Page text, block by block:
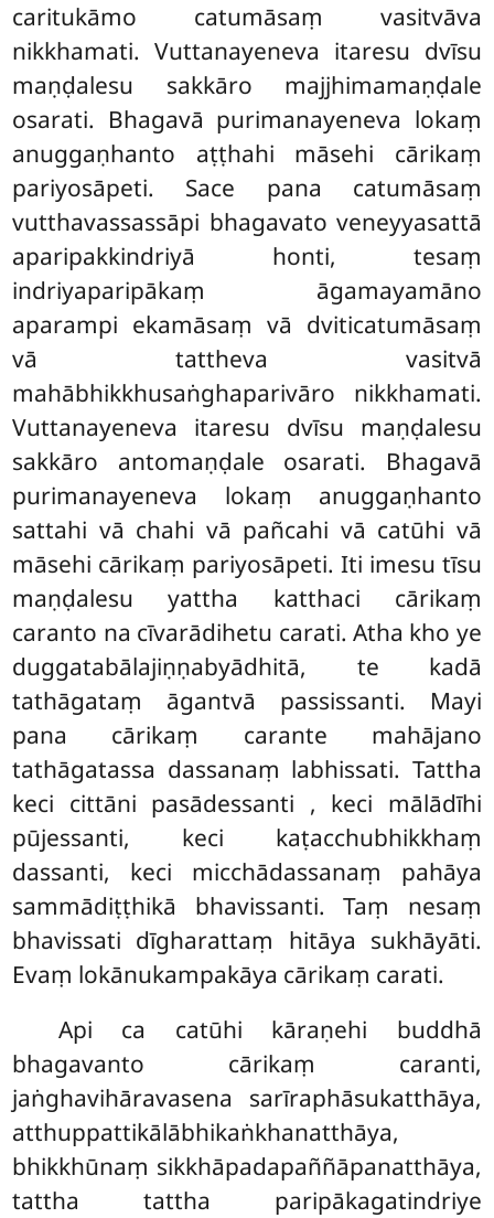
caritukāmo catumāsaṃ vasitvāva
nikkhamati. Vuttanayeneva itaresu dvīsu
maṇḍalesu sakkāro majjhimamaṇḍale
osarati. Bhagavā purimanayeneva lokaṃ
anuggaṇhanto aṭṭhahi māsehi cārikaṃ
pariyosāpeti. Sace pana catumāsaṃ
vutthavassassāpi bhagavato veneyyasattā
aparipakkindriyā honti, tesaṃ
indriyaparipākaṃ āgamayamāno
aparampi ekamāsaṃ vā dviticatumāsaṃ
vā tattheva vasitvā
mahābhikkhusaṅghaparivāro nikkhamati.
Vuttanayeneva itaresu dvīsu maṇḍalesu
sakkāro antomaṇḍale osarati. Bhagavā
purimanayeneva lokaṃ anuggaṇhanto
sattahi vā chahi vā pañcahi vā catūhi vā
māsehi cārikaṃ pariyosāpeti. Iti imesu tīsu
maṇḍalesu yattha katthaci cārikaṃ
caranto na cīvarādihetu carati. Atha kho ye
duggatabālajiṇṇabyādhitā, te kadā
tathāgataṃ āgantvā passissanti. Mayi
pana cārikaṃ carante mahājano
tathāgatassa dassanaṃ labhissati. Tattha
keci cittāni pasādessanti , keci mālādīhi
pūjessanti, keci kaṭacchubhikkhaṃ
dassanti, keci micchādassanaṃ pahāya
sammādiṭṭhikā bhavissanti. Taṃ nesaṃ
bhavissati dīgharattaṃ hitāya sukhāyāti.
Evaṃ lokānukampakāya cārikaṃ carati.
Api ca catūhi kāraṇehi buddhā
bhagavanto cārikaṃ caranti,
jaṅghavihāravasena sarīraphāsukatthāya,
atthuppattikālābhikaṅkhanatthāya,
bhikkhūnaṃ sikkhāpadapaññāpanatthāya,
tattha tattha paripākagatindriye